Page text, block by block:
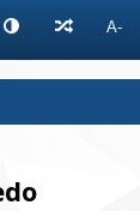
A-